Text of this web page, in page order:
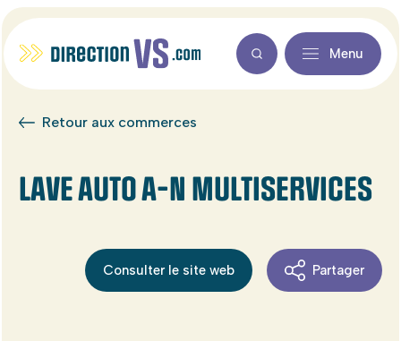
Menu
Retour aux commerces
LAVE AUTO A-N MULTISERVICES
Consulter le site web Partager